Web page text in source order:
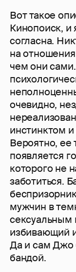
Вот такое
Кинопоиск, и
согласна.
на
чем они
очевидно,
инстинктом
Вероятно, ее
появляется
которого не
заботиться.
мужчин в
сексуальным
избивающий
Да и сам Джо
бандой.